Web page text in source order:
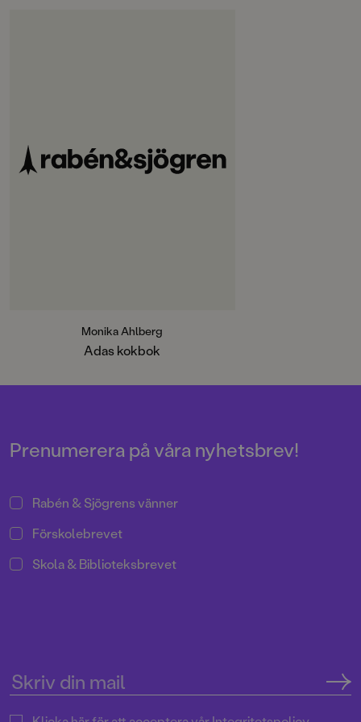
Monika Ahlberg
Adas kokbok
Prenumerera på våra nyhetsbrev!
Rabén & Sjögrens vänner
Förskolebrevet
Skola & Biblioteksbrevet